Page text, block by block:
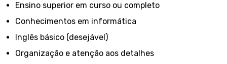
Ensino superior em curso ou completo
Conhecimentos em informática
Inglês básico (desejável)
Organização e atenção aos detalhes